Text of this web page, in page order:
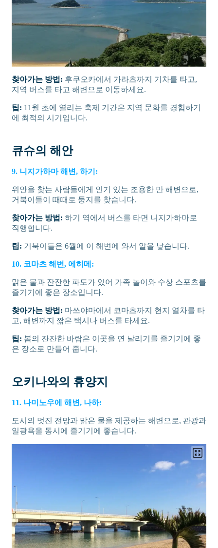
찾아가는 방법: 후쿠오카에서 가라츠까지 기차를 타고,
지역 버스를 타고 해변으로 이동하세요.
팁: 11월 초에 열리는 축제 기간은 지역 문화를 경험하기
에 최적의 시기입니다.
큐슈의 해안
9. 니지가하마 해변, 하기:
위안을 찾는 사람들에게 인기 있는 조용한 만 해변으로,
거북이들이 때때로 둥지를 찾습니다.
찾아가는 방법: 하기 역에서 버스를 타면 니지가하마로
직행합니다.
팁: 거북이들은 6월에 이 해변에 와서 알을 낳습니다.
10. 코마츠 해변, 에히메:
맑은 물과 잔잔한 파도가 있어 가족 놀이와 수상 스포츠를
즐기기에 좋은 장소입니다.
찾아가는 방법: 마쓰야마에서 코마츠까지 현지 열차를 타
고, 해변까지 짧은 택시나 버스를 타세요.
팁: 봄의 잔잔한 바람은 이곳을 연 날리기를 즐기기에 좋
은 장소로 만들어 줍니다.
오키나와의 휴양지
11. 나미노우에 해변, 나하:
도시의 멋진 전망과 맑은 물을 제공하는 해변으로, 관광과
일광욕을 동시에 즐기기에 좋습니다.